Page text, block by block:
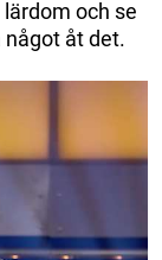
och se
något åt det.